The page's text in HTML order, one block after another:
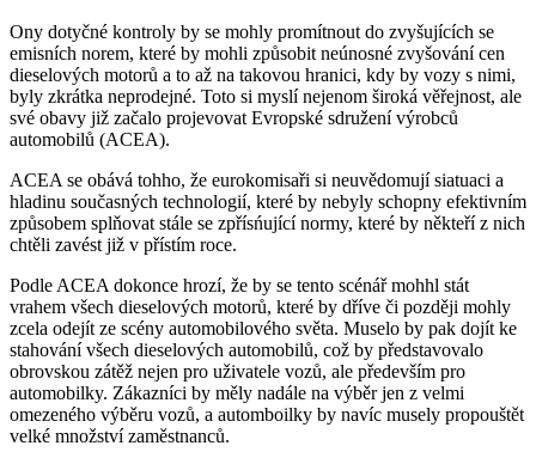
Ony dotyčné kontroly by se mohly promítnout do zvyšujících se
emisních norem, které by mohli způsobit neúnosné zvyšování cen
dieselových motorů a to až na takovou hranici, kdy by vozy s nimi,
byly zkrátka neprodejné. Toto si myslí nejenom široká věřejnost, ale
své obavy již začalo projevovat Evropské sdružení výrobců
automobilů (ACEA).
ACEA se obává tohho, že eurokomisaři si neuvědomují siatuaci a
hladinu současných technologií, které by nebyly schopny efektivním
způsobem splňovat stále se zpřísńující normy, které by někteří z nich
chtěli zavést již v přístím roce.
Podle ACEA dokonce hrozí, že by se tento scénář mohhl stát
vrahem všech dieselových motorů, které by dříve či později mohly
zcela odejít ze scény automobilového světa. Muselo by pak dojít ke
stahování všech dieselových automobilů, což by představovalo
obrovskou zátěž nejen pro uživatele vozů, ale především pro
automobilky. Zákazníci by měly nadále na výběr jen z velmi
omezeného výběru vozů, a automboilky by navíc musely propouštět
velké množství zaměstnanců.